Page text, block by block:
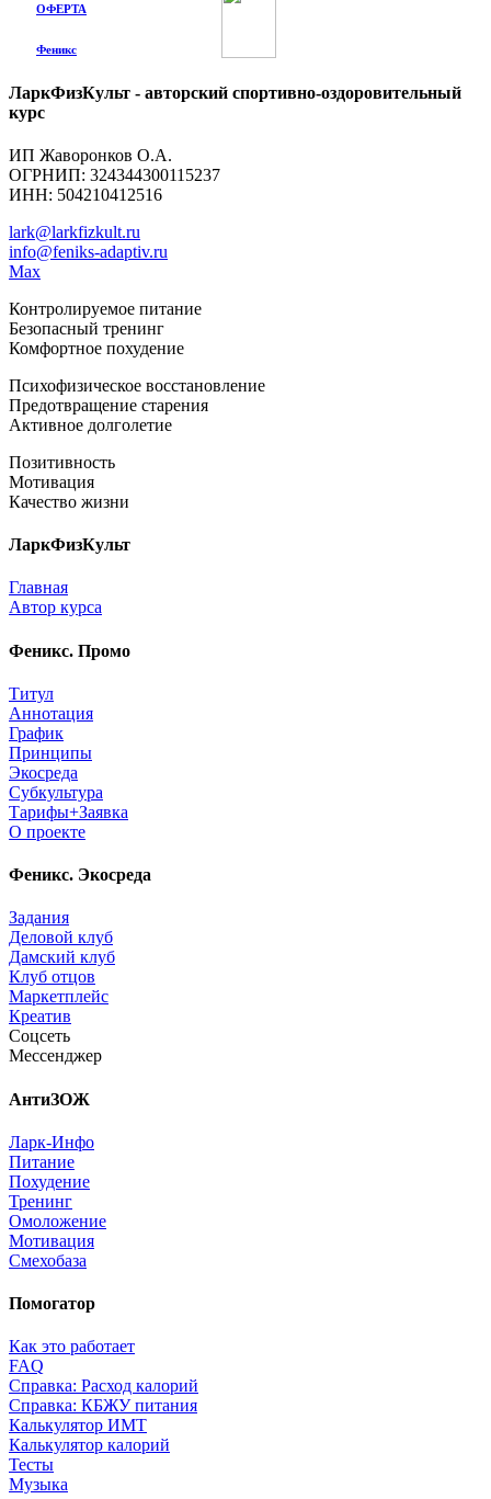
ОФЕРТА
Феникс
ЛаркФизКульт - авторский спортивно-оздоровительный
курс
ИП Жаворонков О.А.
ОГРНИП: 324344300115237
ИНН: 504210412516
lark@larkfizkult.ru
info@feniks-adaptiv.ru
Max
Контролируемое питание
Безопасный тренинг
Комфортное похудение
Психофизическое восстановление
Предотвращение старения
Активное долголетие
Позитивность
Мотивация
Качество жизни
ЛаркФизКульт
Главная
Автор курса
Феникс. Промо
Титул
Аннотация
График
Принципы
Экосреда
Субкультура
Тарифы+Заявка
О проекте
Феникс. Экосреда
Задания
Деловой клуб
Дамский клуб
Клуб отцов
Маркетплейс
Креатив
Соцсеть
Мессенджер
АнтиЗОЖ
Ларк-Инфо
Питание
Похудение
Тренинг
Омоложение
Мотивация
Смехобаза
Помогатор
Как это работает
FAQ
Справка: Расход калорий
Справка: КБЖУ питания
Калькулятор ИМТ
Калькулятор калорий
Тесты
Музыка